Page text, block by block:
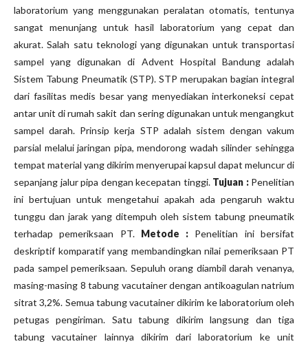
laboratorium yang menggunakan peralatan otomatis, tentunya
sangat menunjang untuk hasil laboratorium yang cepat dan
akurat. Salah satu teknologi yang digunakan untuk transportasi
sampel yang digunakan di Advent Hospital Bandung adalah
Sistem Tabung Pneumatik (STP). STP merupakan bagian integral
dari fasilitas medis besar yang menyediakan interkoneksi cepat
antar unit di rumah sakit dan sering digunakan untuk mengangkut
sampel darah. Prinsip kerja STP adalah sistem dengan vakum
parsial melalui jaringan pipa, mendorong wadah silinder sehingga
tempat material yang dikirim menyerupai kapsul dapat meluncur di
sepanjang jalur pipa dengan kecepatan tinggi. Tujuan : Penelitian
ini bertujuan untuk mengetahui apakah ada pengaruh waktu
tunggu dan jarak yang ditempuh oleh sistem tabung pneumatik
terhadap pemeriksaan PT. Metode : Penelitian ini bersifat
deskriptif komparatif yang membandingkan nilai pemeriksaan PT
pada sampel pemeriksaan. Sepuluh orang diambil darah venanya,
masing-masing 8 tabung vacutainer dengan antikoagulan natrium
sitrat 3,2%. Semua tabung vacutainer dikirim ke laboratorium oleh
petugas pengiriman. Satu tabung dikirim langsung dan tiga
tabung vacutainer lainnya dikirim dari laboratorium ke unit